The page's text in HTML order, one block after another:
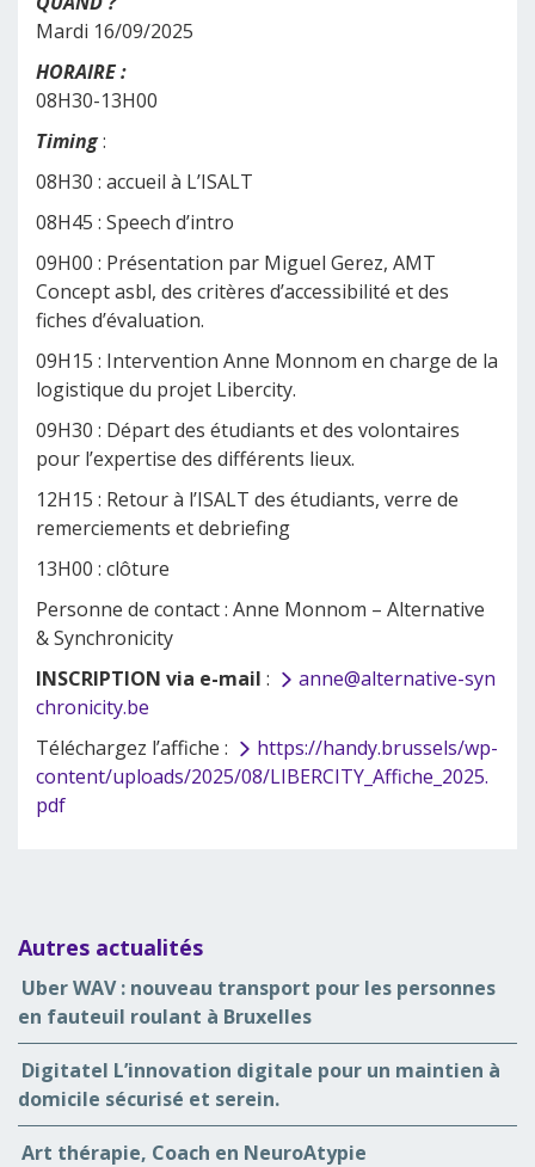
Mardi 16/09/2025
HORAIRE :
08H30-13H00
Timing:
08H30 : accueil à L’ISALT
08H45 : Speech d’intro
09H00 : Présentation par Miguel Gerez, AMT
Concept asbl, des critères d’accessibilité et des
fiches d’évaluation.
09H15 : Intervention Anne Monnom en charge de la
logistique du projet Libercity.
09H30 : Départ des étudiants et des volontaires
pour l’expertise des différents lieux.
12H15 : Retour à l’ISALT des étudiants, verre de
remerciements et debriefing
13H00 : clôture
Personne de contact : Anne Monnom – Alternative
& Synchronicity
INSCRIPTION via e-mail :
anne@alternative-syn
chronicity.be
Téléchargez l’affiche :
https://handy.brussels/wp-
content/uploads/2025/08/LIBERCITY_Affiche_2025.
pdf
Autres actualités
Uber WAV : nouveau transport pour les personnes
en fauteuil roulant à Bruxelles
Digitatel L’innovation digitale pour un maintien à
domicile sécurisé et serein.
Art thérapie, Coach en NeuroAtypie